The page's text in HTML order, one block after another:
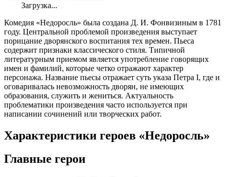
Загрузка...
Комедия «Недоросль» была создана Д. И. Фонвизиным в 1781
году. Центральной проблемой произведения выступает
порицание дворянского воспитания тех времен. Пьеса
содержит признаки классического стиля. Типичной
литературным приемом является употребление говорящих
имен и фамилий, которые четко отражают характер
персонажа. Название пьесы отражает суть указа Петра I, где и
оговаривалась невозможность дворян, не имеющих
образования, служить и жениться. Актуальность
проблематики произведения часто используется при
написании сочинений или творческих работ.
Характеристики героев «Недоросль»
Главные герои